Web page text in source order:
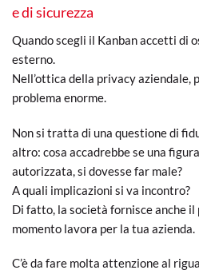
e di sicurezza
Quando scegli il Kanban accetti di
esterno.
Nell’ottica della privacy aziendale,
problema enorme.
Non si tratta di una questione di
altro: cosa accadrebbe se una
autorizzata, si dovesse far male?
A quali implicazioni si va incontro?
Di fatto, la società fornisce anche il
momento lavora per la tua azienda.
C’è da fare molta attenzione al